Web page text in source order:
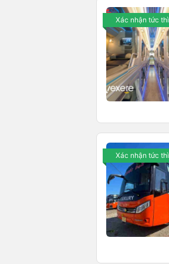
Xác nhận tức thì
Xác nhận tức thì